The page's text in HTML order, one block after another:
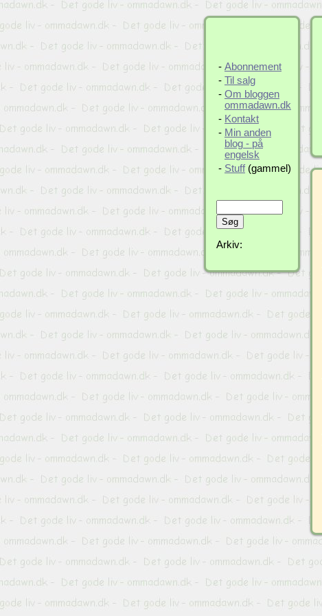
- Abonnement
- Til salg
- Om bloggen
ommadawn.dk
- Kontakt
- Min anden
blog - på
engelsk
- Stuff(gammel)
Arkiv: